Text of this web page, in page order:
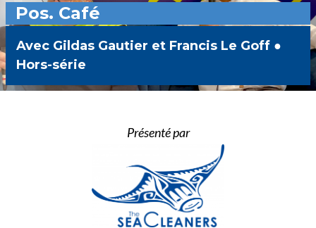
Pos. Café
Avec Gildas Gautier et Francis Le Goff ●
Hors-série
Présenté par